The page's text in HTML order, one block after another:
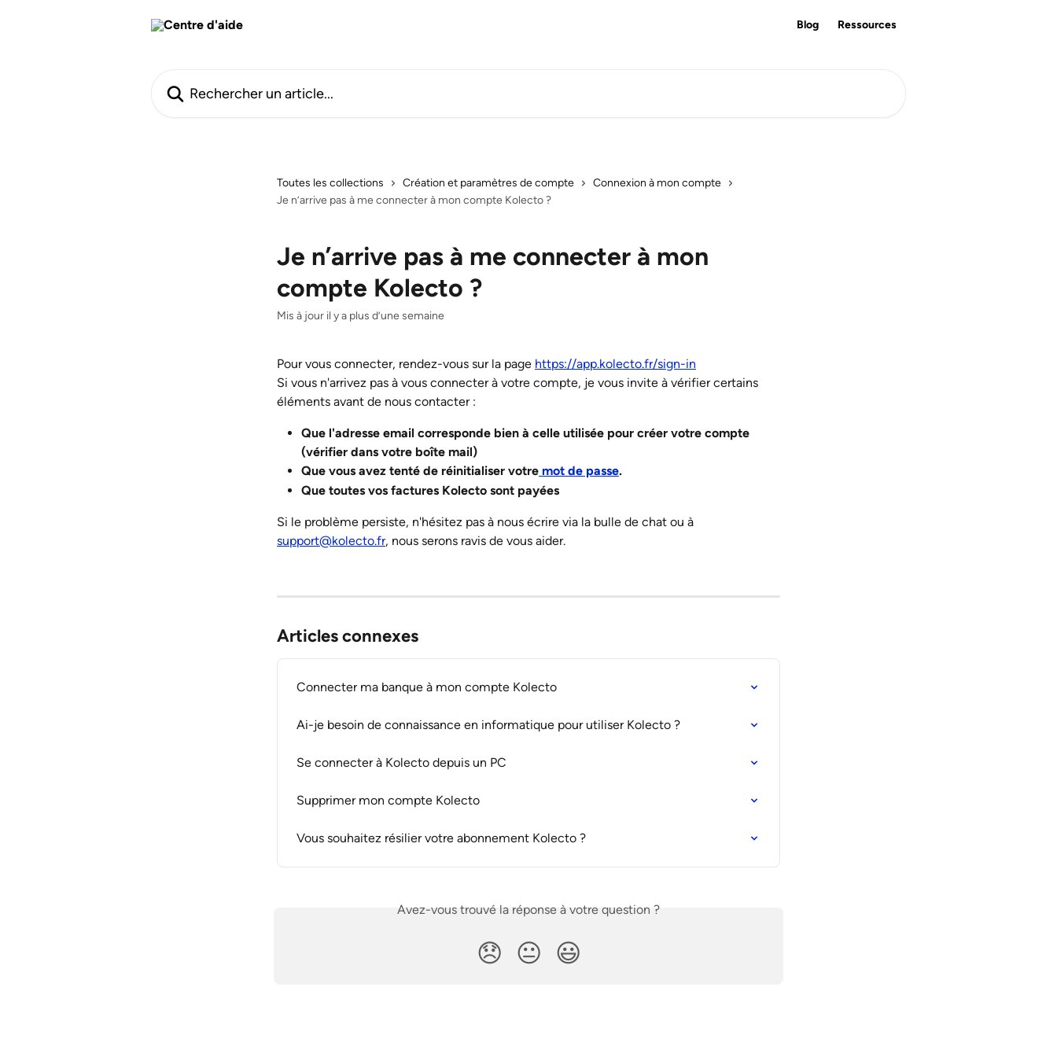
Blog Ressources
Toutes les collections Création et paramètres de compte
Connexion à mon compte
Je n’arrive pas à me connecter à mon compte Kolecto ?
Je n’arrive pas à me connecter à mon
compte Kolecto ?
Mis à jour il y a plus d’une semaine
Pour vous connecter, rendez-vous sur la page https://app.kolecto.fr/sign-in
Si vous n'arrivez pas à vous connecter à votre compte, je vous invite à vérifier certains
éléments avant de nous contacter :
Que l'adresse email corresponde bien à celle utilisée pour créer votre compte
(vérifier dans votre boîte mail)
Que vous avez tenté de réinitialiser votre mot de passe.
Que toutes vos factures Kolecto sont payées
Si le problème persiste, n'hésitez pas à nous écrire via la bulle de chat ou à
support@kolecto.fr, nous serons ravis de vous aider.
Articles connexes
Connecter ma banque à mon compte Kolecto
Ai-je besoin de connaissance en informatique pour utiliser Kolecto ?
Se connecter à Kolecto depuis un PC
Supprimer mon compte Kolecto
Vous souhaitez résilier votre abonnement Kolecto ?
Avez-vous trouvé la réponse à votre question ?
😞 😐 😃